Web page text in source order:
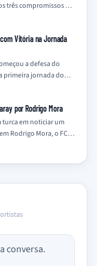
três compromissos da
Vitória na Jornada
a defesa do
primeira jornada do
por Rodrigo Mora
turca em noticiar um
Rodrigo Mora, o FC
conversa.